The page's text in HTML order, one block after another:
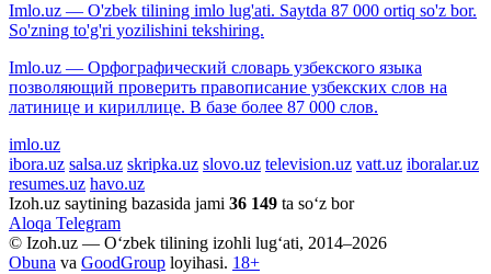
Imlo.uz — O'zbek tilining imlo lug'ati. Saytda 87 000 ortiq so'z bor.
So'zning to'g'ri yozilishini tekshiring.
Imlo.uz — Орфографический словарь узбекского языка
позволяющий проверить правописание узбекских слов на
латинице и кириллице. В базе более 87 000 слов.
imlo.uz
ibora.uz salsa.uz skripka.uz slovo.uz television.uz vatt.uz iboralar.uz
resumes.uz havo.uz
Izoh.uz saytining bazasida jami 36 149 ta so‘z bor
Aloqa Telegram
© Izoh.uz — O‘zbek tilining izohli lug‘ati, 2014–2026
Obuna va GoodGroup loyihasi. 18+